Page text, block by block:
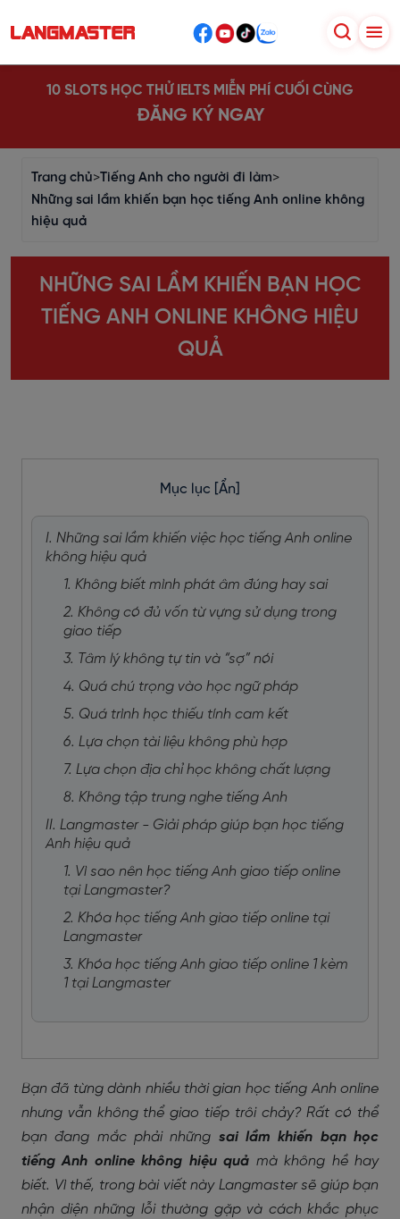
10 SLOTS HỌC THỬ IELTS MIỄN PHÍ CUỐI CÙNG
ĐĂNG KÝ NGAY
Trang chủ>Tiếng Anh cho người đi làm>
Những sai lầm khiến bạn học tiếng Anh online không
hiệu quả
NHỮNG SAI LẦM KHIẾN BẠN HỌC
TIẾNG ANH ONLINE KHÔNG HIỆU
QUẢ
Mục lục [Ẩn]
I. Những sai lầm khiến việc học tiếng Anh online
không hiệu quả
1. Không biết mình phát âm đúng hay sai
2. Không có đủ vốn từ vựng sử dụng trong
giao tiếp
3. Tâm lý không tự tin và “sợ” nói
4. Quá chú trọng vào học ngữ pháp
5. Quá trình học thiếu tính cam kết
6. Lựa chọn tài liệu không phù hợp
7. Lựa chọn địa chỉ học không chất lượng
8. Không tập trung nghe tiếng Anh
II. Langmaster - Giải pháp giúp bạn học tiếng
Anh hiệu quả
1. Vì sao nên học tiếng Anh giao tiếp online
tại Langmaster?
2. Khóa học tiếng Anh giao tiếp online tại
Langmaster
3. Khóa học tiếng Anh giao tiếp online 1 kèm
1 tại Langmaster
Bạn đã từng dành nhiều thời gian học tiếng Anh online
nhưng vẫn không thể giao tiếp trôi chảy? Rất có thể
bạn đang mắc phải những sai lầm khiến bạn học
tiếng Anh online không hiệu quả mà không hề hay
biết. Vì thế, trong bài viết này Langmaster sẽ giúp bạn
nhận diện những lỗi thường gặp và cách khắc phục